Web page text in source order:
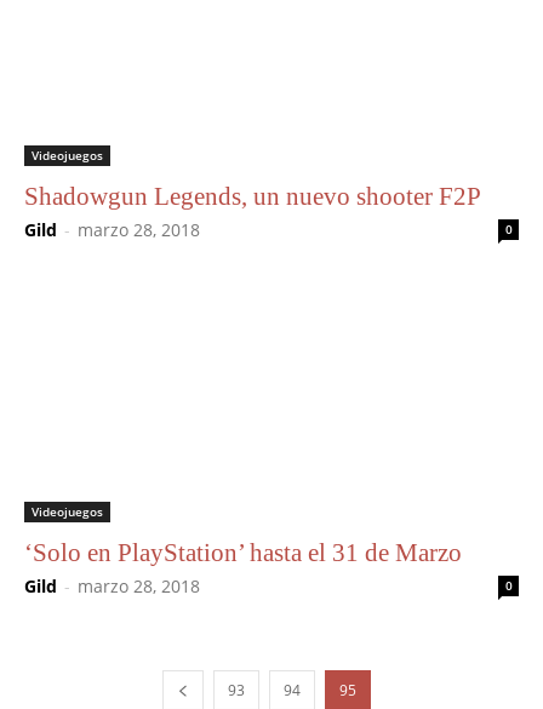
Videojuegos
Shadowgun Legends, un nuevo shooter F2P
Gild - marzo 28, 2018 0
Videojuegos
‘Solo en PlayStation’ hasta el 31 de Marzo
Gild - marzo 28, 2018 0
93 94 95